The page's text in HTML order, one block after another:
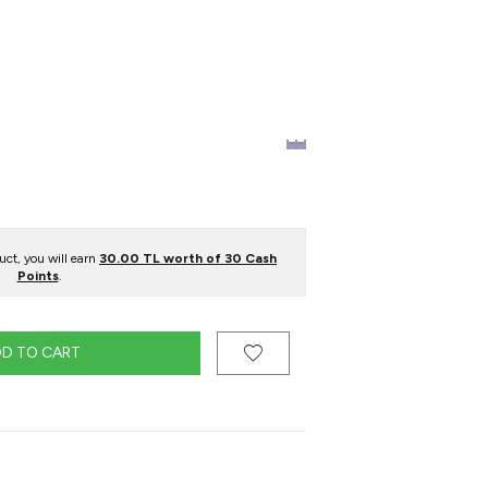
you will earn 30.00 TL worth of 30 Cash
Points.
TO CART